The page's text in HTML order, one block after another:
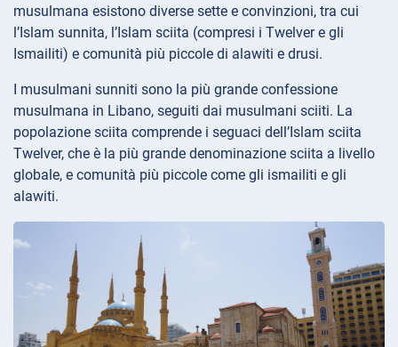
musulmana esistono diverse sette e convinzioni, tra cui
l’Islam sunnita, l’Islam sciita (compresi i Twelver e gli
Ismailiti) e comunità più piccole di alawiti e drusi.
I musulmani sunniti sono la più grande confessione
musulmana in Libano, seguiti dai musulmani sciiti. La
popolazione sciita comprende i seguaci dell’Islam sciita
Twelver, che è la più grande denominazione sciita a livello
globale, e comunità più piccole come gli ismailiti e gli
alawiti.